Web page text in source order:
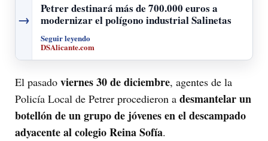
→
Petrer destinará más de 700.000 euros a
modernizar el polígono industrial Salinetas
Seguir leyendo
DSAlicante.com
El pasado viernes 30 de diciembre, agentes de la
Policía Local de Petrer procedieron a desmantelar un
botellón de un grupo de jóvenes en el descampado
adyacente al colegio Reina Sofía.